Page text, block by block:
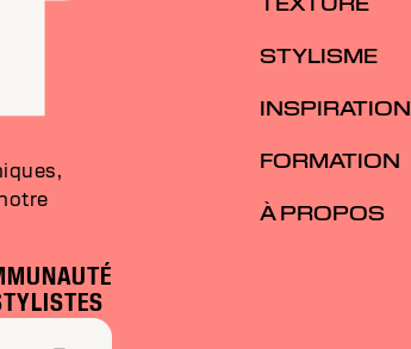
STYLISME
INSPIRATION
FORMATION
À PROPOS